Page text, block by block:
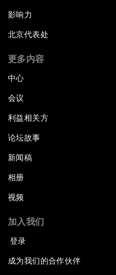
影响力
北京代表处
更多内容
中心
会议
利益相关方
论坛故事
新闻稿
相册
视频
加入我们
登录
成为我们的合作伙伴